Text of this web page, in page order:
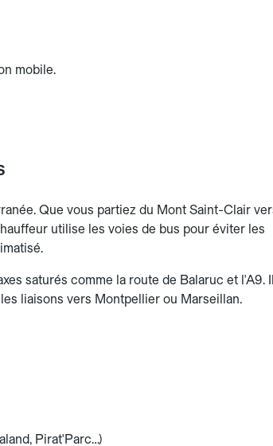
mobile.
Que vous partiez du Mont Saint-Clair
utilise les voies de bus pour éviter les
saturés comme la route de Balaruc et l'A9.
liaisons vers Montpellier ou Marseillan.
Pirat'Parc…)